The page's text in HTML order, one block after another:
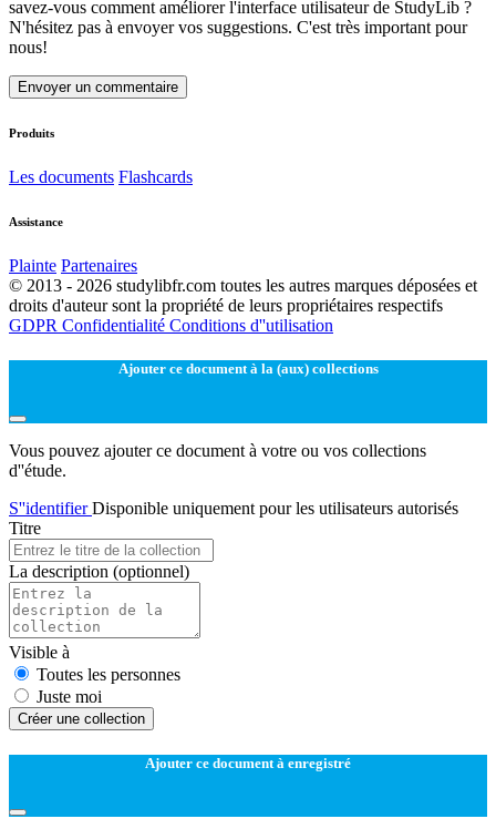
savez-vous comment améliorer l'interface utilisateur de StudyLib ?
N'hésitez pas à envoyer vos suggestions. C'est très important pour
nous!
Envoyer un commentaire
Produits
Les documents Flashcards
Assistance
Plainte Partenaires
© 2013 - 2026 studylibfr.com toutes les autres marques déposées et
droits d'auteur sont la propriété de leurs propriétaires respectifs
GDPR Confidentialité Conditions d''utilisation
Ajouter ce document à la (aux) collections
Vous pouvez ajouter ce document à votre ou vos collections
d''étude.
S''identifierDisponible uniquement pour les utilisateurs autorisés
Titre
La description (optionnel)
Visible à
Toutes les personnes
Juste moi
Créer une collection
Ajouter ce document à enregistré